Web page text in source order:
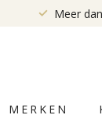
Meer
MERKEN